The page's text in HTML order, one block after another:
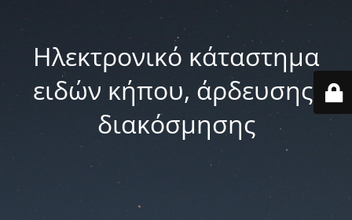
Ηλεκτρονικό κάταστημα
ειδών κήπου, άρδευσης,
διακόσμησης